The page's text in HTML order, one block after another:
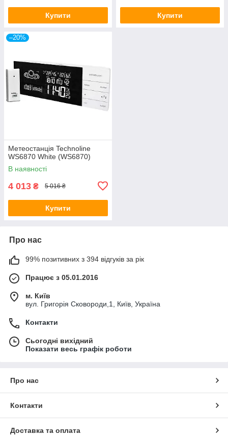
Купити Купити
–20%
Метеостанція Technoline
WS6870 White (WS6870)
В наявності
4 013 ₴ 5 016 ₴
Купити
Про нас
99% позитивних з 394 відгуків за рік
Працює з 05.01.2016
м. Київ
вул. Григорія Сковороди,1, Київ, Україна
Контакти
Сьогодні вихідний
Показати весь графік роботи
Про нас
Контакти
Доставка та оплата